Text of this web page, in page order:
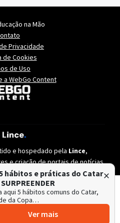
hábitos e práticas do Catar
aqui 5 hábitos comuns do Catar,
da Copa…
Ver mais
×
na Mão
Privacidade
de Cookies
de Uso
a WebGo Content
e hospedado pela Lince,
ecriação de portais de notícias.